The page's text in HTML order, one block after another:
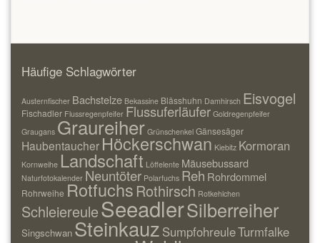
Häufige Schlagwörter
Austernfischer Bachstelze Bekassine Blässhuhn Damhirsch Eisvogel
Fischadler Flussregenpfeifer Flussuferläufer Goldregenpfeifer
Graugans Graureiher Grünschenkel Gänsesäger
Haubentaucher Höckerschwan Kiebitz Kormoran
Kornweihe Landschaft Löffelente Mäusebussard
Naturfotokalender Neuntöter Polarfuchs Reh Rohrdommel
Rohrweihe Rotfuchs Rothirsch Rotkehlchen
SchleiereuleSeeadlerSilberreiher
Singschwan Steinkauz SumpfohreuleTurmfalke